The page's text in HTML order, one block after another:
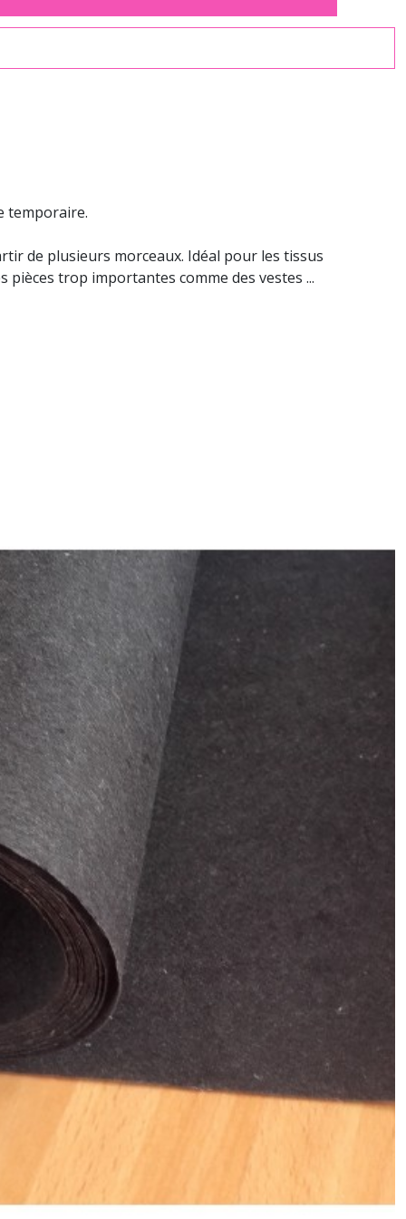
temporaire.
de plusieurs morceaux. Idéal pour les tissus
trop importantes comme des vestes ...